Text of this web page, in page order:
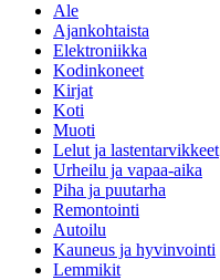
Ale
Ajankohtaista
Elektroniikka
Kodinkoneet
Kirjat
Koti
Muoti
Lelut ja lastentarvikkeet
Urheilu ja vapaa-aika
Piha ja puutarha
Remontointi
Autoilu
Kauneus ja hyvinvointi
Lemmikit